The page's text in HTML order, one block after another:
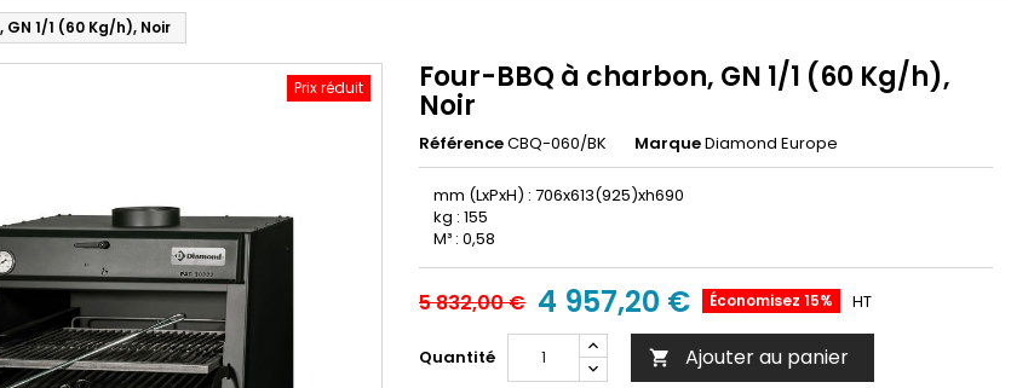
1/1 (60 Kg/h), Noir
Prix réduit Four-BBQ à charbon, GN 1/1 (60 Kg/h),
Noir
RéférenceCBQ-060/BK MarqueDiamond Europe
mm (LxPxH) : 706x613(925)xh690
kg : 155
M³ : 0,58
5 832,00 € 4 957,20 € Économisez 15% HT
Quantité  Ajouter au panier